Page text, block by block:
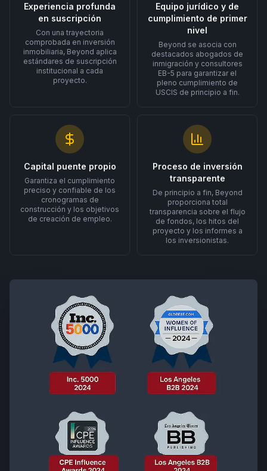
Experiencia profunda
en suscripción
Con una trayectoria
comprobada en inversión
inmobiliaria, Beyond aplica
estándares de suscripción
institucional a cada
proyecto.
Equipo jurídico y de
cumplimiento de primer
nivel
Beyond se asocia con
destacados abogados de
inmigración y consultores
EB-5 para garantizar el
pleno cumplimiento de
USCIS de principio a fin.
Capital puente propio
Garantiza el cumplimiento
preciso y confiable de los
cronogramas de
construcción y los objetivos
de creación de empleo.
Proceso de inversión
transparente
De principio a fin, Beyond
proporciona total
transparencia sobre el flujo
de fondos, los hitos del
proyecto y los informes a
los inversionistas.